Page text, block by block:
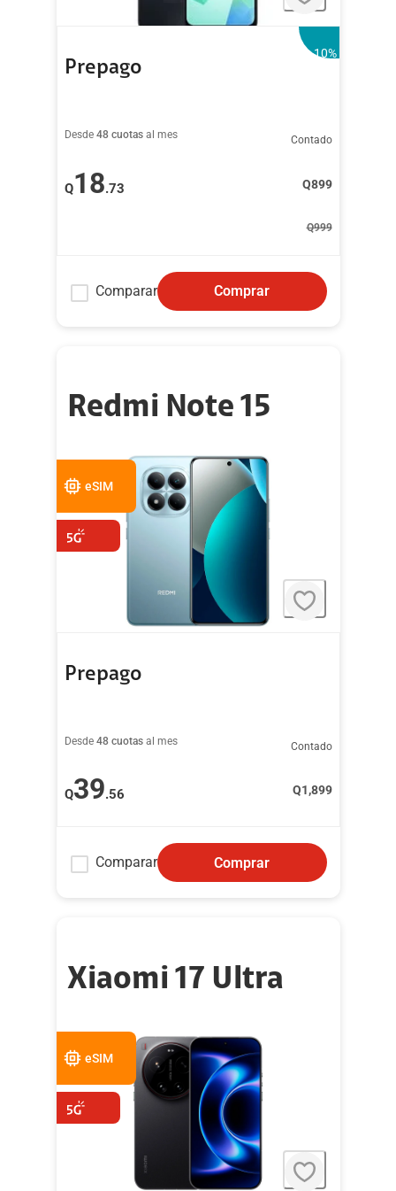
Prepago
-10%
Desde 48 cuotas al mes
Q18.73
Contado
Q899
Q999
Comparar Comprar
Redmi Note 15
eSIM
Prepago
Desde 48 cuotas al mes
Q39.56
Contado
Q1,899
Comparar Comprar
Xiaomi 17 Ultra
eSIM